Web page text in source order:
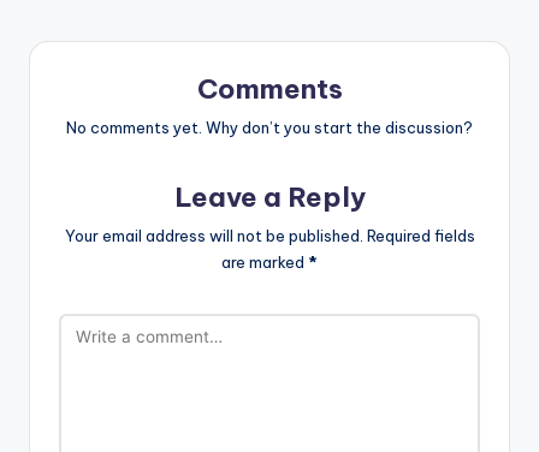
Comments
No comments yet. Why don’t you start the discussion?
Leave a Reply
Your email address will not be published. Required fields
are marked *